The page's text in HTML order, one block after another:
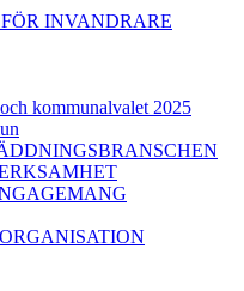
INVANDRARE
kommunalvalet 2025